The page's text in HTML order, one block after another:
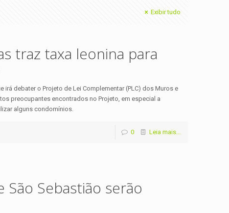
Exibir tudo
traz taxa leonina para
debater o Projeto de Lei Complementar (PLC) dos Muros e
preocupantes encontrados no Projeto, em especial a
alguns condomínios.
0 Leia mais...
Sebastião serão